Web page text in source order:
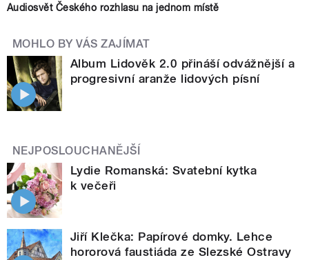
Audiosvět Českého rozhlasu na jednom místě
MOHLO BY VÁS ZAJÍMAT
Album Lidověk 2.0 přináší odvážnější a
progresivní aranže lidových písní
NEJPOSLOUCHANĚJŠÍ
Lydie Romanská: Svatební kytka
k večeři
Jiří Klečka: Papírové domky. Lehce
hororová faustiáda ze Slezské Ostravy